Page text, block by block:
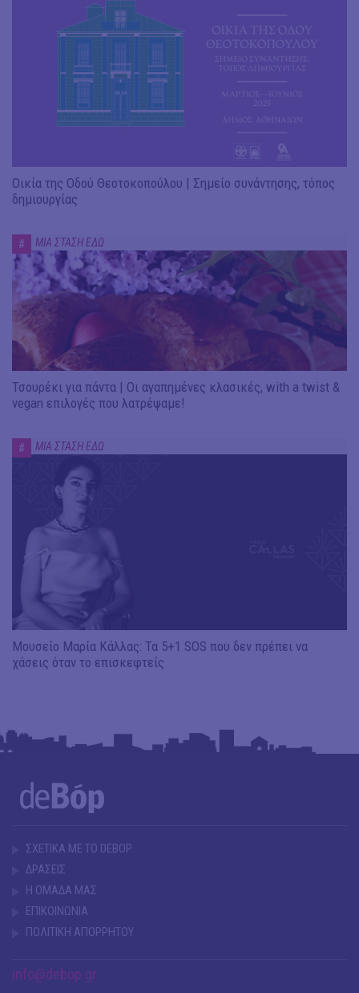
Οικία της Οδού Θεοτοκοπούλου | Σημείο συνάντησης, τόπος
δημιουργίας
# ΜΙΑ ΣΤΑΣΗ ΕΔΩ
Τσουρέκι για πάντα | Οι αγαπημένες κλασικές, with a twist &
vegan επιλογές που λατρέψαμε!
# ΜΙΑ ΣΤΑΣΗ ΕΔΩ
Μουσείο Μαρία Κάλλας: Τα 5+1 SOS που δεν πρέπει να
χάσεις όταν το επισκεφτείς
ΣΧΕΤΙΚΑ ΜΕ ΤΟ DEBOP
ΔΡΑΣΕΙΣ
Η ΟΜΑΔΑ ΜΑΣ
ΕΠΙΚΟΙΝΩΝΙΑ
ΠΟΛΙΤΙΚΗ ΑΠΟΡΡΗΤΟΥ
info@debop.gr